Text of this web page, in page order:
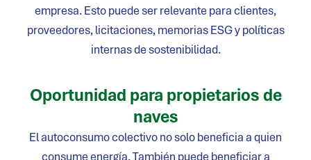
empresa. Esto puede ser relevante para clientes,
proveedores, licitaciones, memorias ESG y políticas
internas de sostenibilidad.
Oportunidad para propietarios de
naves
El autoconsumo colectivo no solo beneficia a quien
consume energía. También puede beneficiar a